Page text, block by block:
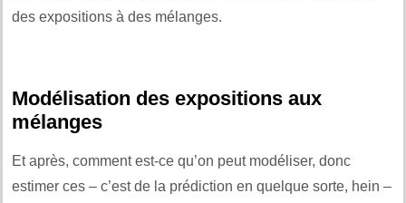
des expositions à des mélanges.
Modélisation des expositions aux
mélanges
Et après, comment est-ce qu’on peut modéliser, donc
estimer ces – c’est de la prédiction en quelque sorte, hein –